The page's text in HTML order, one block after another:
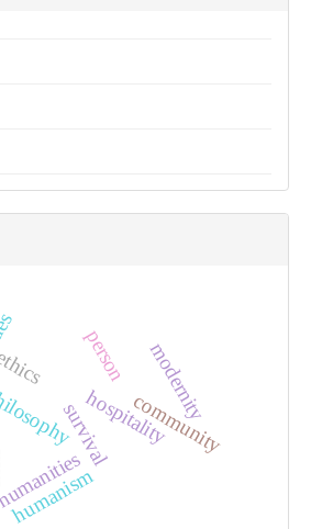
person
survival
hospitalitycommunity
humanism
modernity